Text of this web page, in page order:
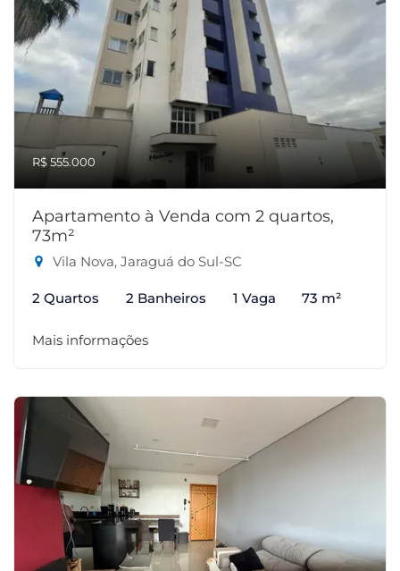
R$ 555.000
Apartamento à Venda com 2 quartos,
73m²
Vila Nova, Jaraguá do Sul-SC
2 Quartos 2 Banheiros 1 Vaga 73 m²
Mais informações